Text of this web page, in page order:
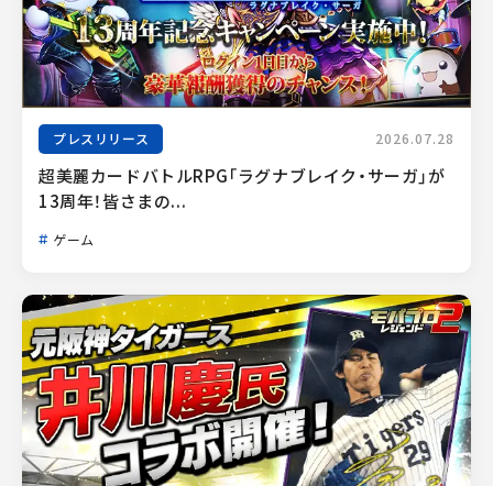
プレスリリース 2026.07.28
超美麗カードバトルRPG「ラグナブレイク・サーガ」が
13周年！皆さまの...
ゲーム